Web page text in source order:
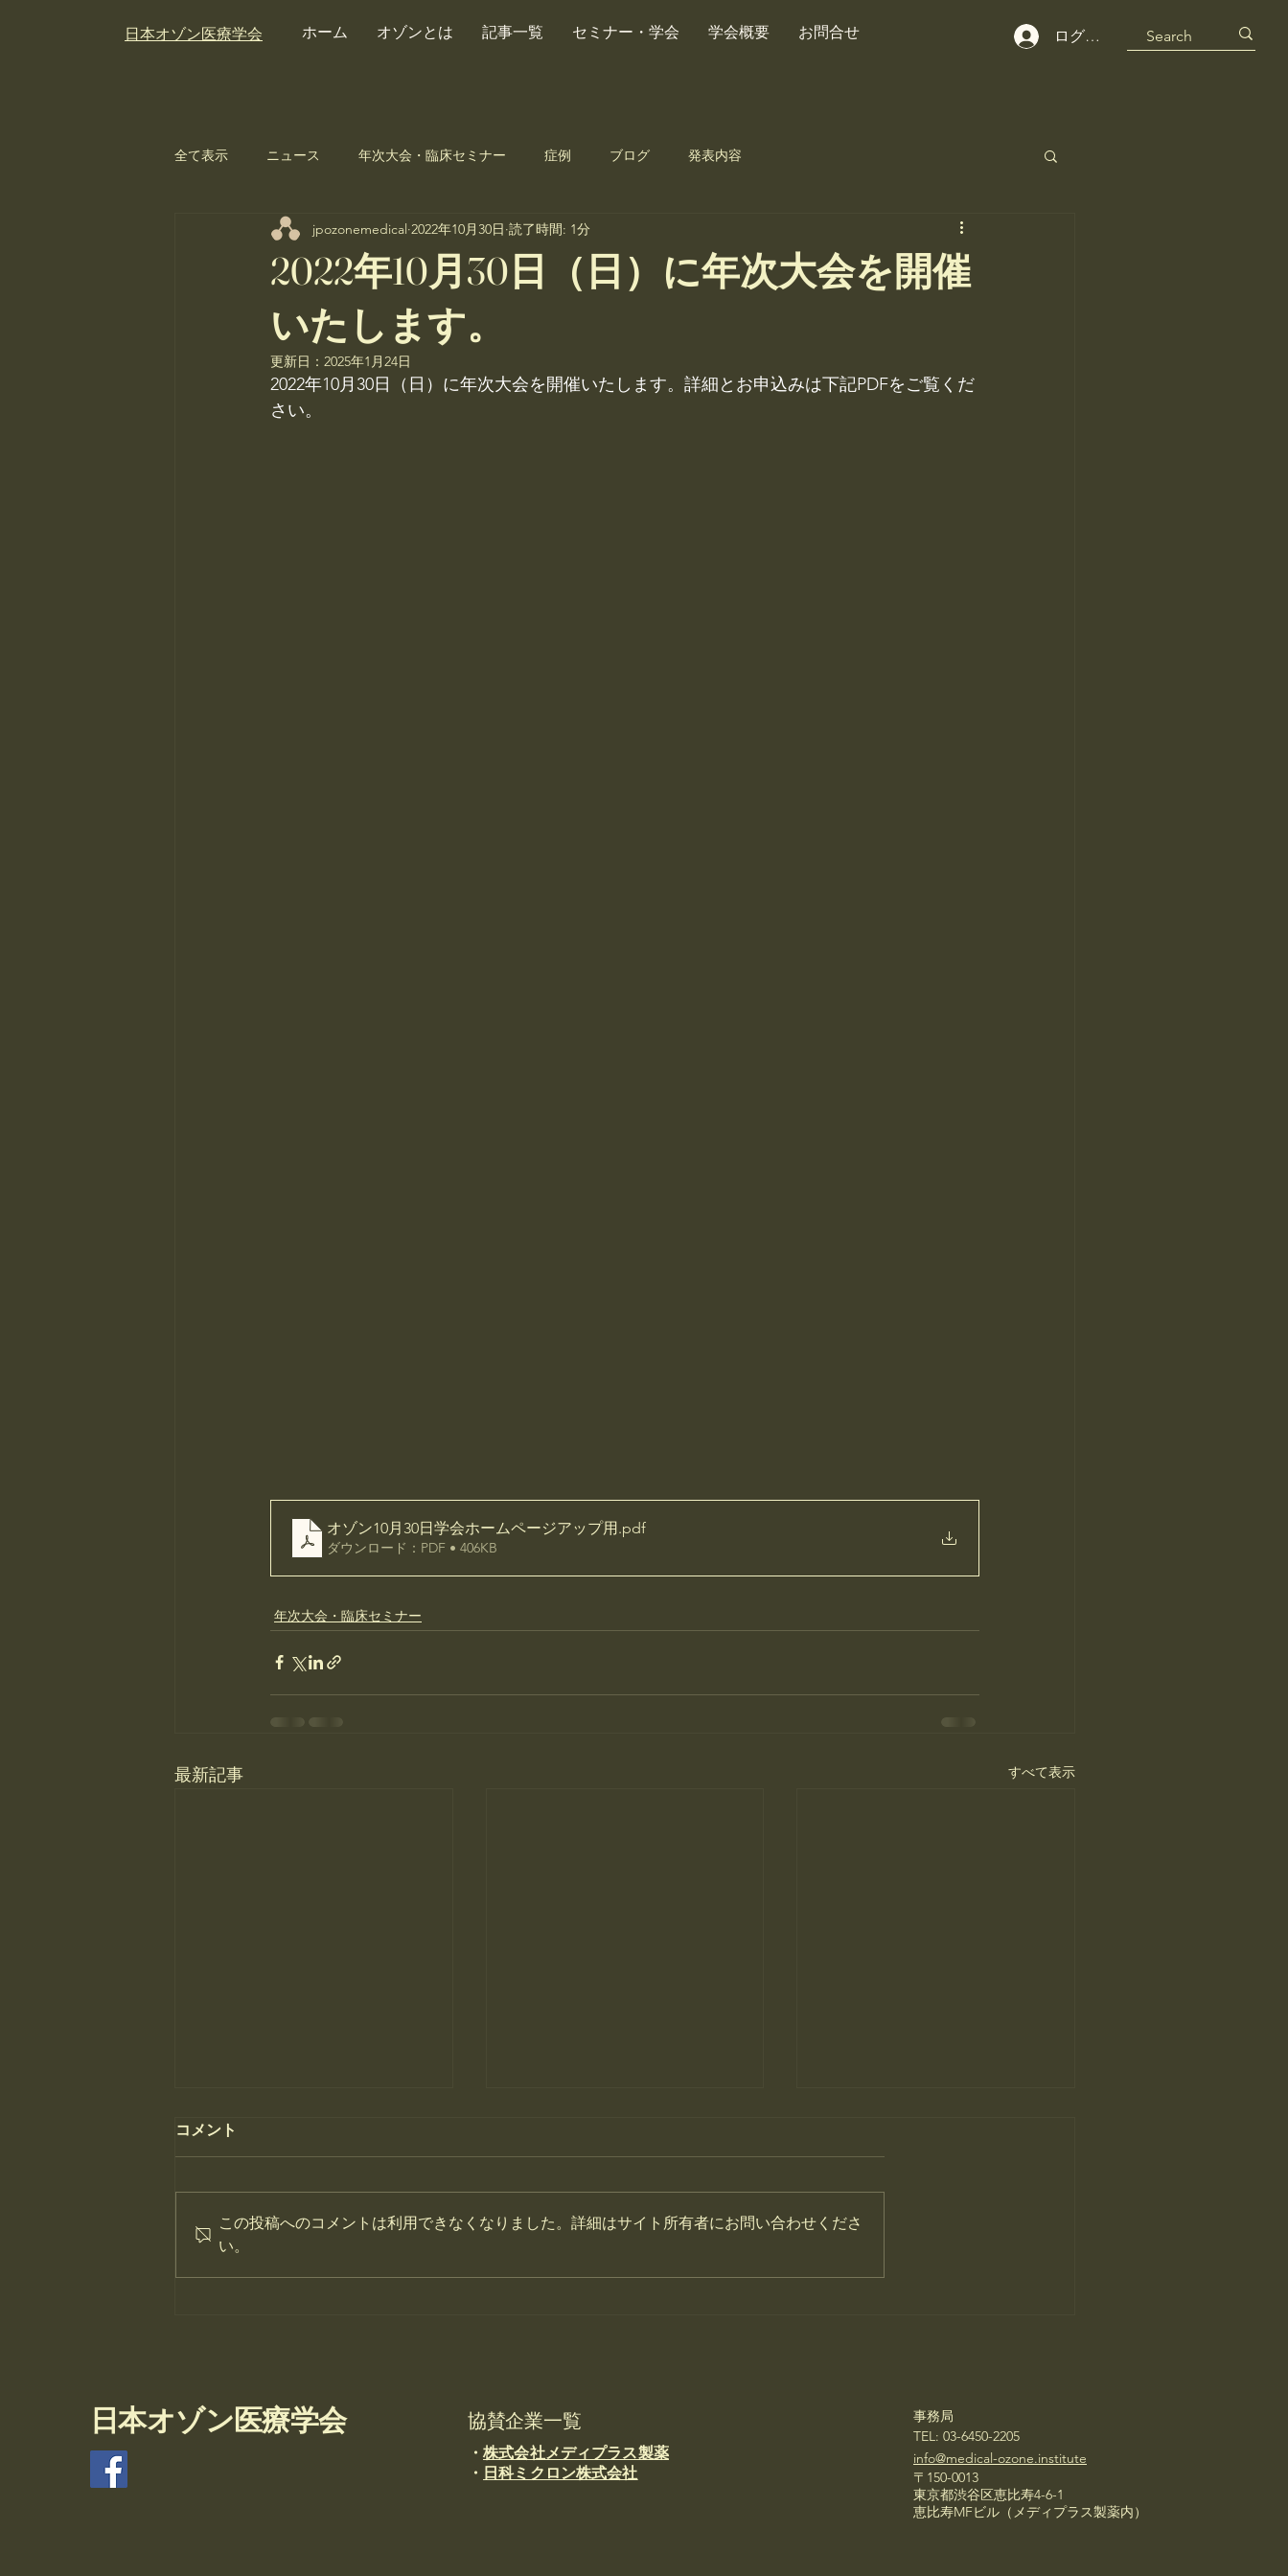
日本オゾン医療学会 ホーム オゾンとは 記事一覧 セミナー・学会 学会概要 お問合せ ログイン
全て表示 ニュース 年次大会・臨床セミナー 症例 ブログ 発表内容
2022年10月30日（日）に年次大会を開催
いたします。
jpozonemedical 2022年10月30日 読了時間: 1分
更新日： 2025年1月24日
2022年10月30日（日）に年次大会を開催いたします。詳細とお申込みは下記PDFをご覧くだ
さい。
オゾン10月30日学会ホームページアップ用 .pdf
ダウンロード：PDF • 406KB
年次大会・臨床セミナー
最新記事 すべて表示
11月16日年次大会を開催しま
【日本オゾン医療学会 2025
【演題募集】2025年11月16日
コメント
この投稿へのコメントは利用できなくなりました。詳細はサイト所有者にお問い合わせくださ
い。
日本オゾン医療学会 協賛企業一覧
・株式会社メディプラス製薬
・ 日科ミクロン株式会社
事務局
TEL: 03-6450-2205
info@medical-ozone.institute
〒150-0013
東京都渋谷区恵比寿4-6-1
恵比寿MFビル（メディプラス製薬内）